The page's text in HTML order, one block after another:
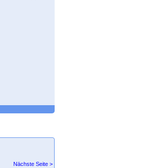
Nächste Seite >